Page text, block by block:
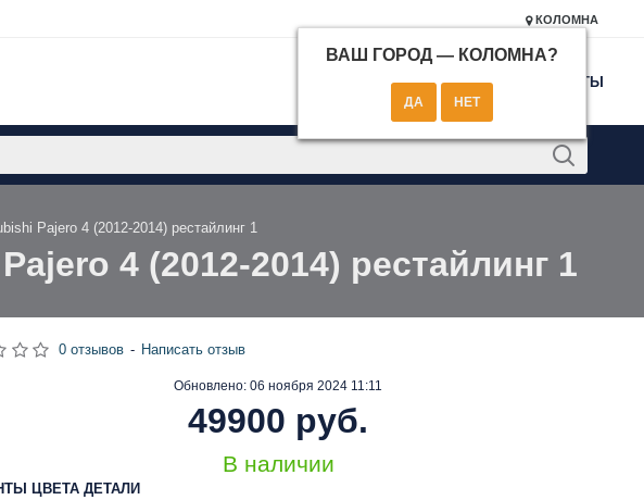
КОЛОМНА
ВАШ ГОРОД — КОЛОМНА?
КОНТАКТЫ
Pajero 4 (2012-2014) рестайлинг 1
4 (2012-2014) рестайлинг 1
Обновлено: 06 ноября 2024 11:11
В наличии
0 отзывов - Написать отзыв
49900 руб.
ЦВЕТА ДЕТАЛИ